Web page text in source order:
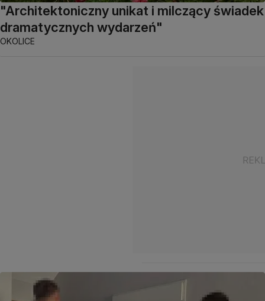
"Architektoniczny unikat i milczący świadek
dramatycznych wydarzeń"
OKOLICE